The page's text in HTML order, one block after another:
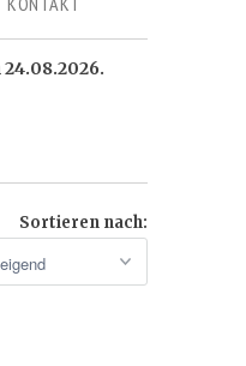
Sortieren nach: